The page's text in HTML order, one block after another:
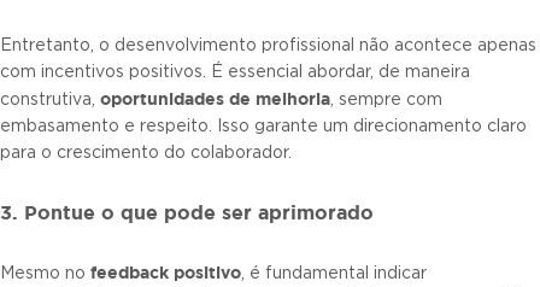
Entretanto, o desenvolvimento profissional não acontece apenas
com incentivos positivos. É essencial abordar, de maneira
construtiva, oportunidades de melhoria , sempre com
embasamento e respeito. Isso garante um direcionamento claro
para o crescimento do colaborador.
3. Pontue o que pode ser aprimorado
Mesmo no feedback positivo , é fundamental indicar